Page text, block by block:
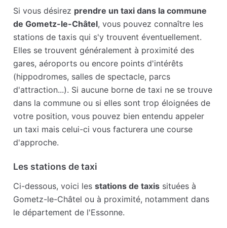
Si vous désirez prendre un taxi dans la commune
de Gometz-le-Châtel, vous pouvez connaître les
stations de taxis qui s'y trouvent éventuellement.
Elles se trouvent généralement à proximité des
gares, aéroports ou encore points d'intérêts
(hippodromes, salles de spectacle, parcs
d'attraction...). Si aucune borne de taxi ne se trouve
dans la commune ou si elles sont trop éloignées de
votre position, vous pouvez bien entendu appeler
un taxi mais celui-ci vous facturera une course
d'approche.
Les stations de taxi
Ci-dessous, voici lesstations de taxis situées à
Gometz-le-Châtel ou à proximité, notamment dans
le département de l'Essonne.